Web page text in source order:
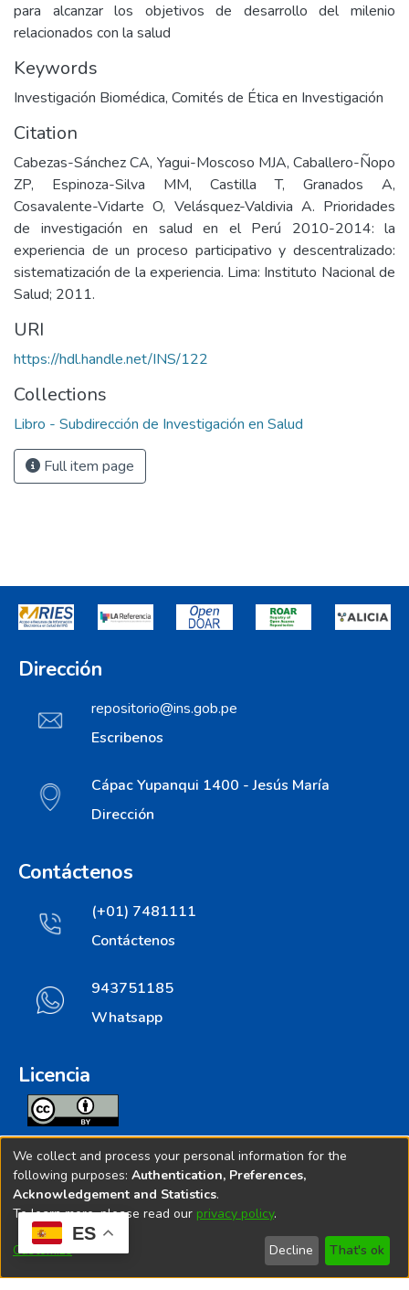
ES
para alcanzar los objetivos de desarrollo del milenio
relacionados con la salud
Keywords
Investigación Biomédica, Comités de Ética en Investigación
Citation
Cabezas-Sánchez CA, Yagui-Moscoso MJA, Caballero-Ñopo
ZP, Espinoza-Silva MM, Castilla T, Granados A,
Cosavalente-Vidarte O, Velásquez-Valdivia A. Prioridades
de investigación en salud en el Perú 2010-2014: la
experiencia de un proceso participativo y descentralizado:
sistematización de la experiencia. Lima: Instituto Nacional de
Salud; 2011.
URI
https://hdl.handle.net/INS/122
Collections
Libro - Subdirección de Investigación en Salud
Full item page
Dirección
repositorio@ins.gob.pe
Escribenos
Cápac Yupanqui 1400 - Jesús María
Dirección
Contáctenos
(+01) 7481111
Contáctenos
943751185
Whatsapp
Licencia
Todos los contenidos de repositorio.ins.gob.pe estan
licenciados bajo
Creative Commoms License
© 2025. Instituto Nacional de Salud - Implementado por
We collect and process your personal information for the
following purposes: Authentication, Preferences,
Acknowledgement and Statistics.
To learn more, please read our privacy policy.
Customize Decline That's ok